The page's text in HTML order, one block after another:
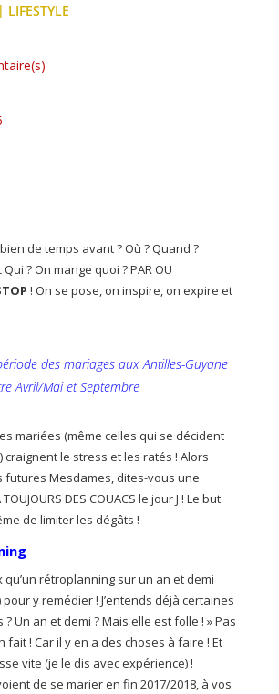
| LIFESTYLE
de temps avant ? Où ? Quand ?
? On mange quoi ? PAR OU
! On se pose, on inspire, on expire et
des mariages aux Antilles-Guyane
Avril/Mai et Septembre
mariées (même celles qui se décident
craignent le stress et les ratés ! Alors
futures Mesdames, dites-vous une
DES COUACS le jour J ! Le but
de limiter les dégâts !
qu’un rétroplanning sur un an et demi
y remédier ! J’entends déjà certaines
? Un an et demi ? Mais elle est folle ! » Pas
fait ! Car il y en a des choses à faire ! Et
vite (je le dis avec expérience) !
de se marier en fin 2017/2018, à vos